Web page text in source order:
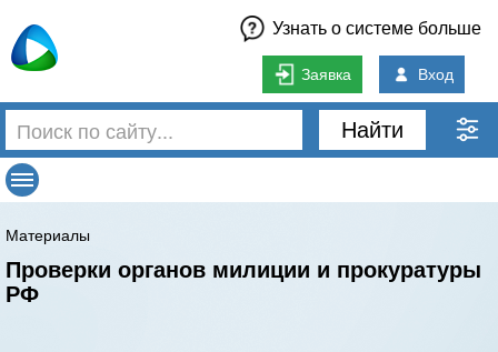
Узнать о системе больше
Заявка Вход
Найти
Материалы
Проверки органов милиции и прокуратуры
РФ